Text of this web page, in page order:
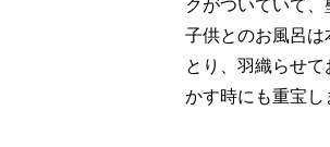
子供とのお風呂
とり、羽織らせ
かす時にも重宝し